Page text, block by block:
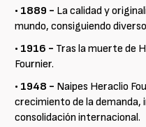
• 1889 - La calidad y
mundo, consiguiendo
• 1916 - Tras la muerte de
Fournier.
• 1948 - Naipes Heraclio
crecimiento de la demanda,
consolidación internacional.